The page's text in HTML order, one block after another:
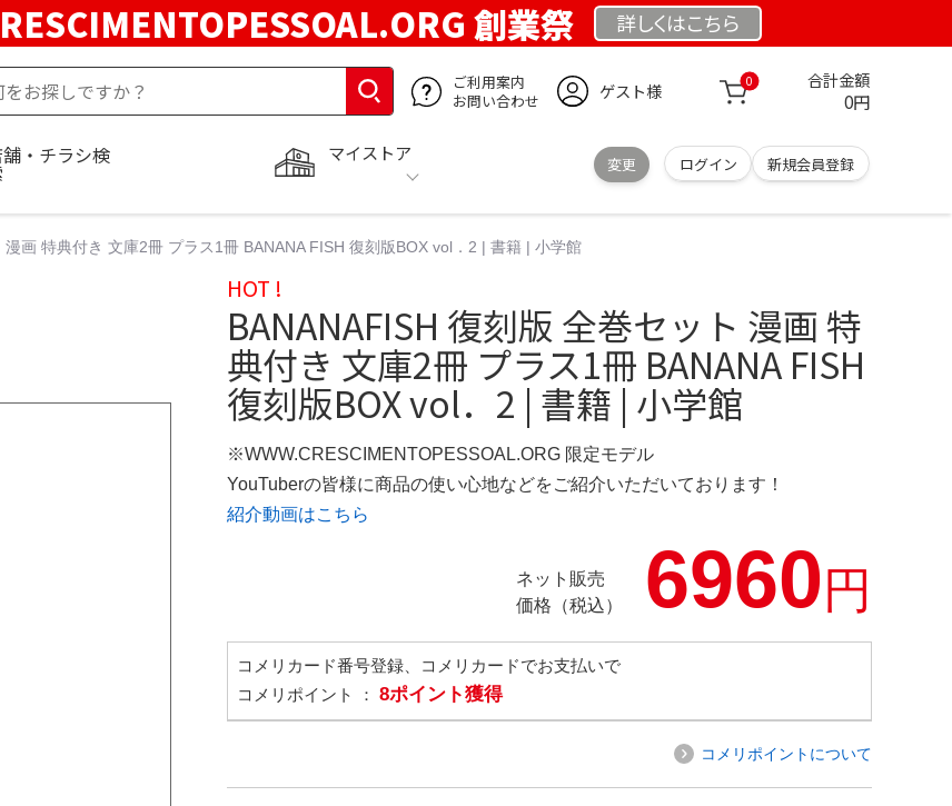
創業祭 詳しくはこちら
ご利用案内
お問い合わせ
ゲスト様 0 合計金額
0円
マイストア
変更 ログイン 新規会員登録
・チラシ検
画 特典付き 文庫2冊 プラス1冊 BANANA FISH 復刻版BOX vol．2 | 書籍 | 小学館
HOT !
BANANAFISH 復刻版 全巻セット 漫画 特
典付き 文庫2冊 プラス1冊 BANANA FISH
復刻版BOX vol．2 | 書籍 | 小学館
※WWW.CRESCIMENTOPESSOAL.ORG 限定モデル
YouTuberの皆様に商品の使い心地などをご紹介いただいております！
紹介動画はこちら
ネット販売
価格（税込）
6960円
コメリカード番号登録、コメリカードでお支払いで
コメリポイント ： 8ポイント獲得
コメリポイントについて